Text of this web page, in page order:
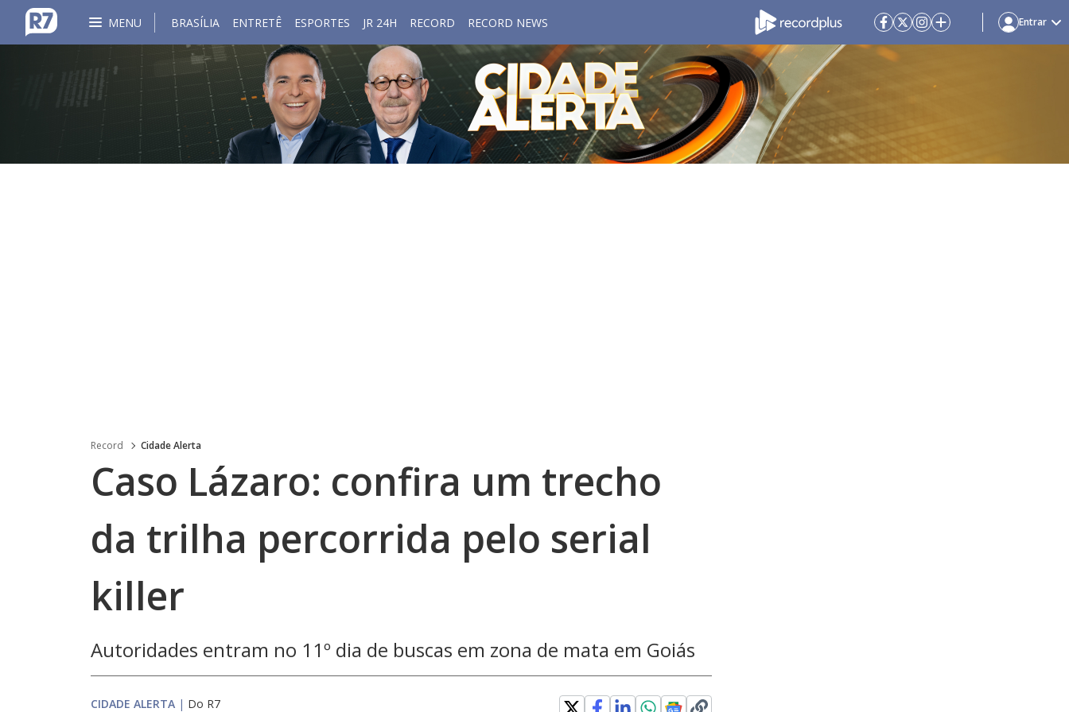
MENU BRASÍLIA ENTRETÊ ESPORTES JR 24H RECORD RECORD NEWS Entrar
Record Cidade Alerta
Caso Lázaro: confira um trecho
da trilha percorrida pelo serial
killer
Autoridades entram no 11º dia de buscas em zona de mata em Goiás
CIDADE ALERTA | Do R7